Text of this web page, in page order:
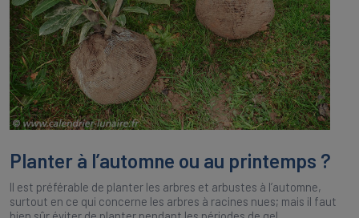
Planter à l’automne ou au printemps ?
Il est préférable de planter les arbres et arbustes à l’automne,
surtout en ce qui concerne les arbres à racines nues; mais il faut